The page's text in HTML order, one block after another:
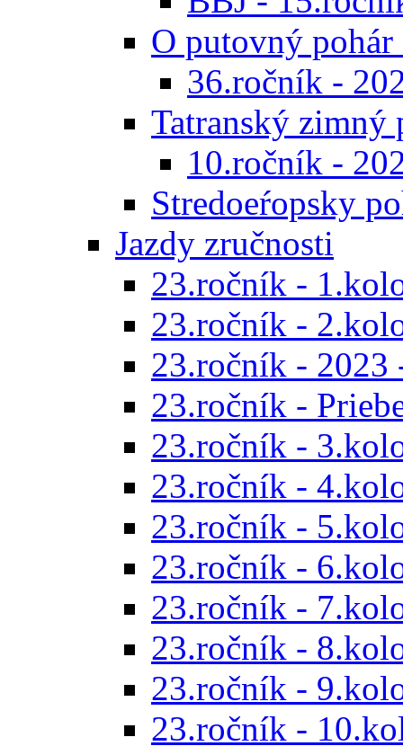
O putovný
36.ročník -
Tatranský zimný
10.ročník -
Stredoeŕopsky
Jazdy zručnosti
23.ročník -
23.ročník -
23.ročník - 2023
23.ročník -
23.ročník -
23.ročník -
23.ročník -
23.ročník -
23.ročník -
23.ročník -
23.ročník -
23.ročník -